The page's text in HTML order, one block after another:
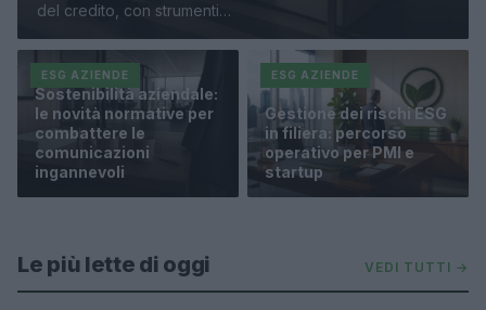
del credito, con strumenti…
ESG AZIENDE
Sostenibilità aziendale:
le novità normative per
combattere le
comunicazioni
ingannevoli
ESG AZIENDE
Gestione dei rischi ESG
in filiera: percorso
operativo per PMI e
startup
Le più lette di oggi VEDI TUTTI →